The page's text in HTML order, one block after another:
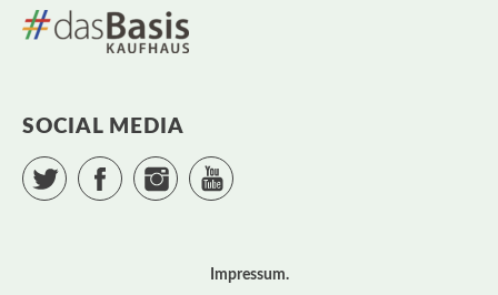
SOCIAL MEDIA
Twitter Facebook Instagram
Impressum